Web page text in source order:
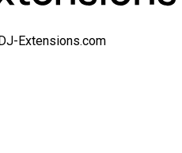
Extensions.com